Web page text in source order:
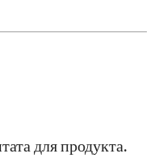
для продукта.